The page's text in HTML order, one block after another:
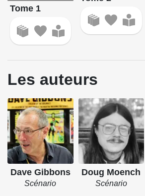
Tome 1
Les auteurs
Dave Gibbons
Scénario
Doug Moench
Scénario